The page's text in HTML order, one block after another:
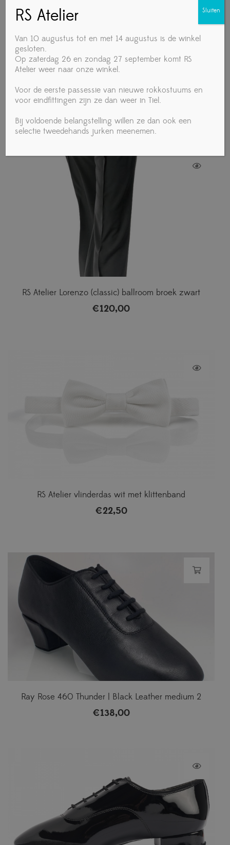
EU maat: 45 cm
UK maat: 18″
EU maat: 46 cm
UIT VOORRAAD LEVERBAAR
UK maat: 18,5″
Gerelateerde producten
RS Atelier Lorenzo (classic) ballroom broek zwart
€120,00
RS Atelier vlinderdas wit met klittenband
€22,50
Ray Rose 460 Thunder | Black Leather medium 2
€138,00
RS Atelier
Van 10 augustus tot en met 14 augustus is de winkel
gesloten.
Op zaterdag 26 en zondag 27 september komt RS
Atelier weer naar onze winkel.
Voor de eerste passessie van nieuwe rokkostuums en
voor eindfittingen zijn ze dan weer in Tiel.
Bij voldoende belangstelling willen ze dan ook een
selectie tweedehands jurken meenemen.
Sluiten